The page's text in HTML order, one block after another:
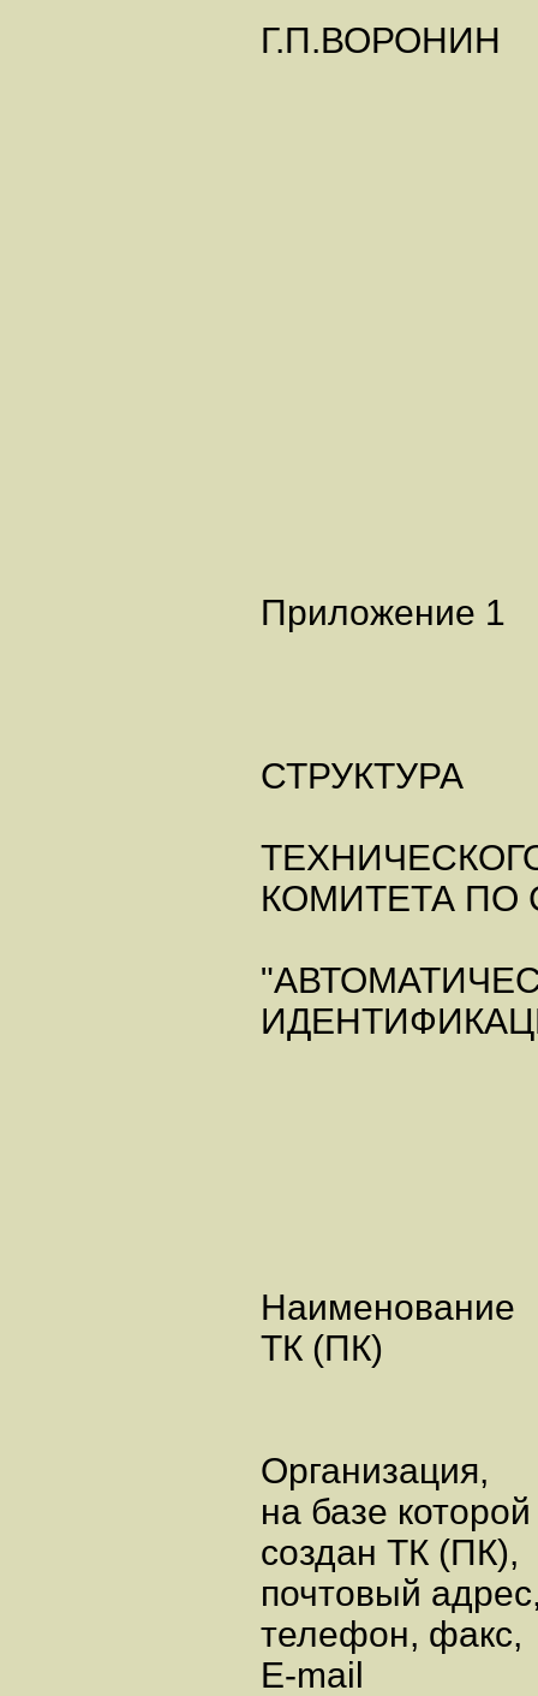
Г.П.ВОРОНИН
Приложение 1
СТРУКТУРА
КОМИТЕТА ПО
Наименование
ТК (ПК)
Организация,
на базе которой
создан ТК (ПК),
почтовый
телефон, факс,
E-mail